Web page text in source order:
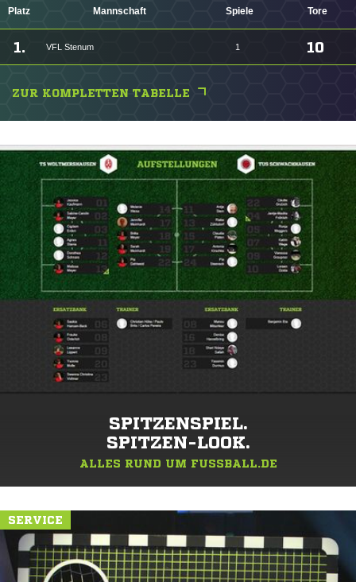
Platz Mannschaft Spiele Tore
1. VFL Stenum 1 10
ZUR KOMPLETTEN TABELLE
SPITZENSPIEL.
SPITZEN-LOOK.
ALLES RUND UM FUSSBALL.DE
SERVICE